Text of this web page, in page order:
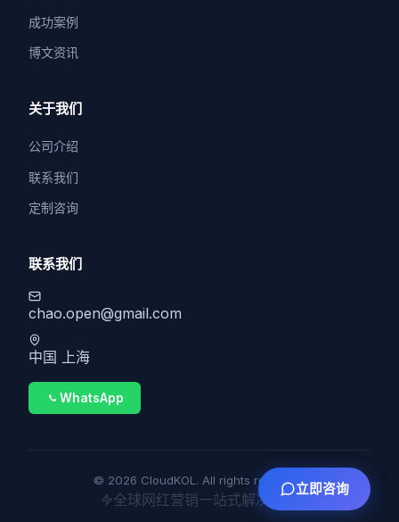
成功案例
博文资讯
关于我们
公司介绍
联系我们
定制咨询
联系我们
chao.open@gmail.com
中国 上海
WhatsApp
© 2026 CloudKOL. All rights reserved.
全球网红营销一站式解决方案
立即咨询